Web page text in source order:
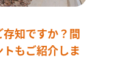
知ですか？間
もご紹介しま